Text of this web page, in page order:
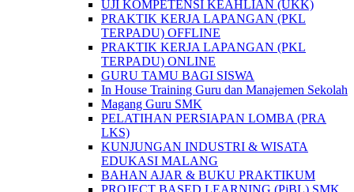
UJI KOMPETENSI KEAHLIAN (UKK)
PRAKTIK KERJA LAPANGAN (PKL
TERPADU) OFFLINE
PRAKTIK KERJA LAPANGAN (PKL
TERPADU) ONLINE
GURU TAMU BAGI SISWA
In House Training Guru dan Manajemen Sekolah
Magang Guru SMK
PELATIHAN PERSIAPAN LOMBA (PRA
LKS)
KUNJUNGAN INDUSTRI & WISATA
EDUKASI MALANG
BAHAN AJAR & BUKU PRAKTIKUM
PROJECT BASED LEARNING (PjBL) SMK